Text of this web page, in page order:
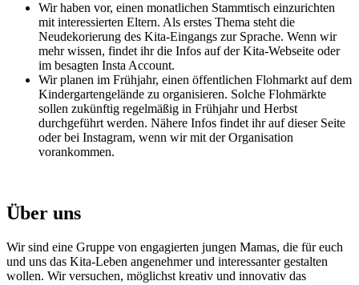
Wir haben vor, einen monatlichen Stammtisch einzurichten
mit interessierten Eltern. Als erstes Thema steht die
Neudekorierung des Kita-Eingangs zur Sprache. Wenn wir
mehr wissen, findet ihr die Infos auf der Kita-Webseite oder
im besagten Insta Account.
Wir planen im Frühjahr, einen öffentlichen Flohmarkt auf dem
Kindergartengelände zu organisieren. Solche Flohmärkte
sollen zukünftig regelmäßig in Frühjahr und Herbst
durchgeführt werden. Nähere Infos findet ihr auf dieser Seite
oder bei Instagram, wenn wir mit der Organisation
vorankommen.
Über uns
Wir sind eine Gruppe von engagierten jungen Mamas, die für euch
und uns das Kita-Leben angenehmer und interessanter gestalten
wollen. Wir versuchen, möglichst kreativ und innovativ das